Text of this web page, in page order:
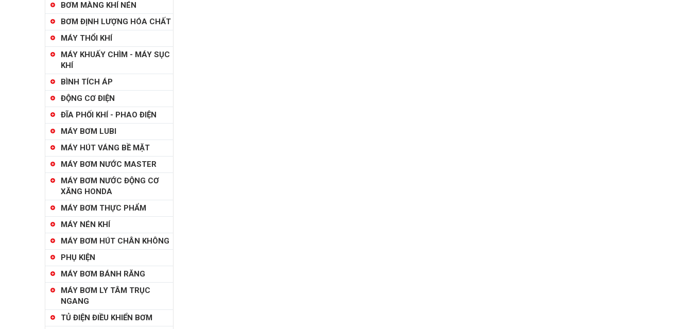
BƠM MÀNG KHÍ NÉN
BƠM ĐỊNH LƯỢNG HÓA CHẤT
MÁY THỔI KHÍ
MÁY KHUẤY CHÌM - MÁY SỤC
KHÍ
BÌNH TÍCH ÁP
ĐỘNG CƠ ĐIỆN
ĐĨA PHỐI KHÍ - PHAO ĐIỆN
MÁY BƠM LUBI
MÁY HÚT VÁNG BỀ MẶT
MÁY BƠM NƯỚC MASTER
MÁY BƠM NƯỚC ĐỘNG CƠ
XĂNG HONDA
MÁY BƠM THỰC PHẨM
MÁY NÉN KHÍ
MÁY BƠM HÚT CHÂN KHÔNG
PHỤ KIỆN
MÁY BƠM BÁNH RĂNG
MÁY BƠM LY TÂM TRỤC
NGANG
TỦ ĐIỆN ĐIỀU KHIỂN BƠM